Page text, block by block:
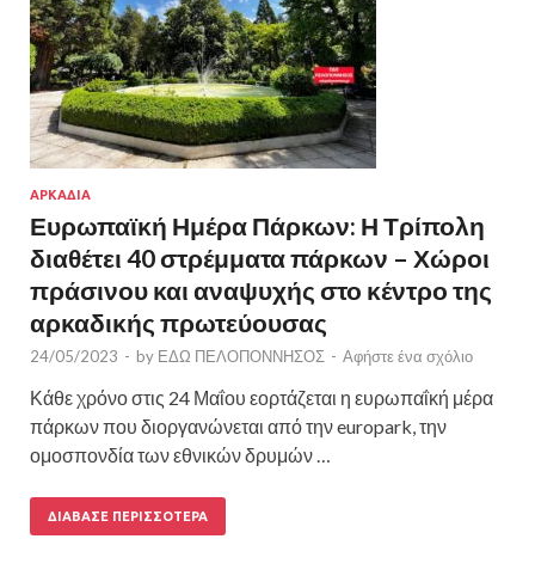
ΑΡΚΑΔΙΑ
Ευρωπαϊκή Ημέρα Πάρκων: Η Τρίπολη
διαθέτει 40 στρέμματα πάρκων – Χώροι
πράσινου και αναψυχής στο κέντρο της
αρκαδικής πρωτεύουσας
24/05/2023 - by ΕΔΩ ΠΕΛΟΠΟΝΝΗΣΟΣ - Αφήστε ένα σχόλιο
Κάθε χρόνο στις 24 Μαΐου εορτάζεται η ευρωπαΐκή μέρα
πάρκων που διοργανώνεται από την europark, την
ομοσπονδία των εθνικών δρυμών …
ΔΙΆΒΑΣΕ ΠΕΡΙΣΣΌΤΕΡΑ